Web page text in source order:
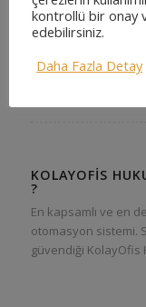
KOLAYOFIS
?
En kapsamlı ve en
otomasyon sistemi.
güvendiği KolayOfis
kontrollü bir onay
edebilirsiniz.
Daha Fazla Detay